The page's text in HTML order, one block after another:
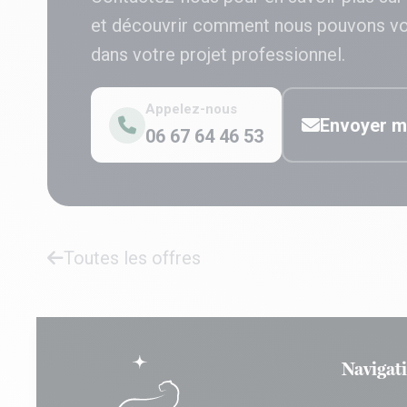
et découvrir comment nous pouvons
dans votre projet professionnel.
Appelez-nous
06 67 64 46 53
Envoyer
Toutes les offres